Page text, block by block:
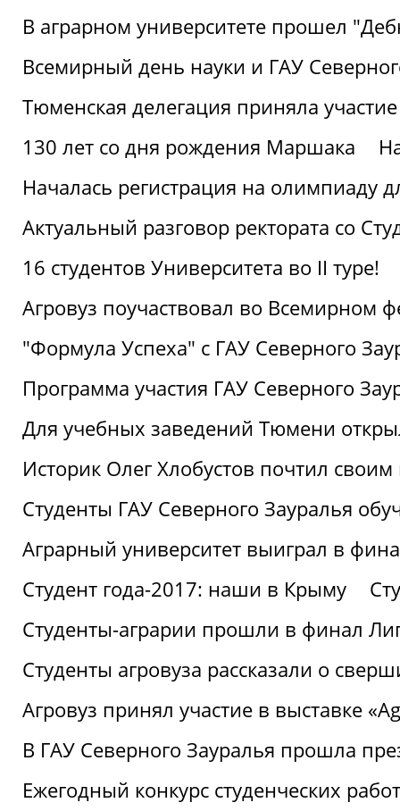
В аграрном университете прошел
Всемирный день науки и ГАУ
Тюменская делегация приняла
130 лет со дня рождения Маршака
Началась регистрация на олимпиаду
Актуальный разговор ректората со
16 студентов Университета во II туре!
Агровуз поучаствовал во Всемирном
"Формула Успеха" с ГАУ Северного
Программа участия ГАУ Северного
Для учебных заведений Тюмени
Историк Олег Хлобустов почтил
Студенты ГАУ Северного Зауралья
Аграрный университет выиграл в
Студент года-2017: наши в Крыму
Студенты-аграрии прошли в финал
Студенты агровуза рассказали о
Агровуз принял участие в выставке
В ГАУ Северного Зауралья прошла
Ежегодный конкурс студенческих